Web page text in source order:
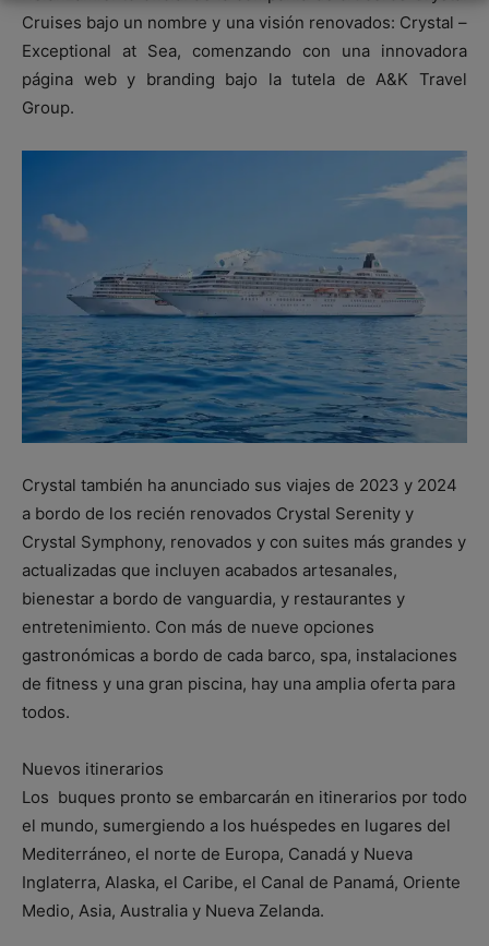
Cruises bajo un nombre y una visión renovados: Crystal –
Exceptional at Sea, comenzando con una innovadora
página web y branding bajo la tutela de A&K Travel
Group.
Crystal también ha anunciado sus viajes de 2023 y 2024
a bordo de los recién renovados Crystal Serenity y
Crystal Symphony, renovados y con suites más grandes y
actualizadas que incluyen acabados artesanales,
bienestar a bordo de vanguardia, y restaurantes y
entretenimiento. Con más de nueve opciones
gastronómicas a bordo de cada barco, spa, instalaciones
de fitness y una gran piscina, hay una amplia oferta para
todos.
Nuevos itinerarios
Los buques pronto se embarcarán en itinerarios por todo
el mundo, sumergiendo a los huéspedes en lugares del
Mediterráneo, el norte de Europa, Canadá y Nueva
Inglaterra, Alaska, el Caribe, el Canal de Panamá, Oriente
Medio, Asia, Australia y Nueva Zelanda.